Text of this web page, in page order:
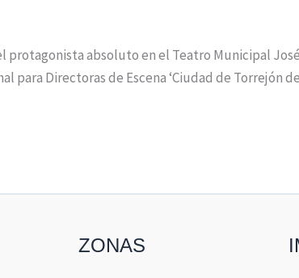
absoluto en el Teatro Municipal
Directoras de Escena ‘Ciudad de Torrejón
ZONAS